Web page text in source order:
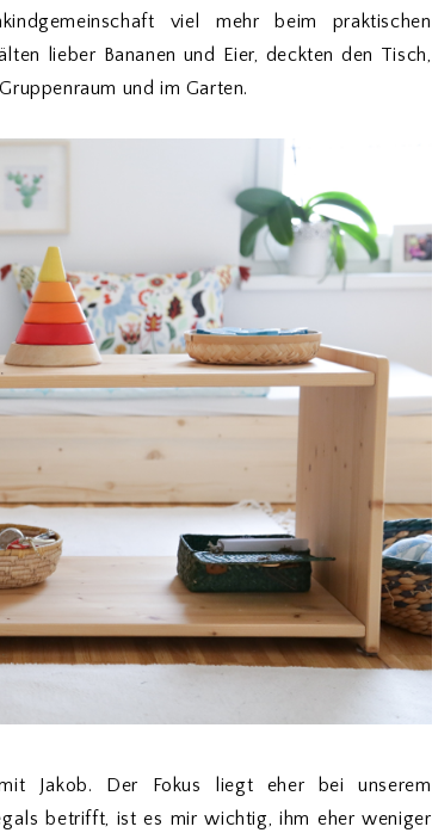
viel mehr beim praktischen
lieber Bananen und Eier, deckten den Tisch,
und im Garten.
Jakob. Der Fokus liegt eher bei unserem
betrifft, ist es mir wichtig, ihm eher weniger